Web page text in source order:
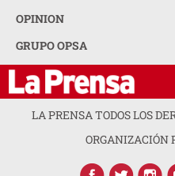
OPINION
GRUPO OPSA
LA PRENSA TODOS LOS
ORGANIZACIÓN